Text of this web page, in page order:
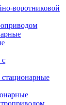
воротниковой
с
стационарные